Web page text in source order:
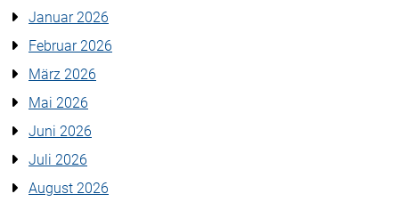
Januar 2026
Februar 2026
März 2026
Mai 2026
Juni 2026
Juli 2026
August 2026